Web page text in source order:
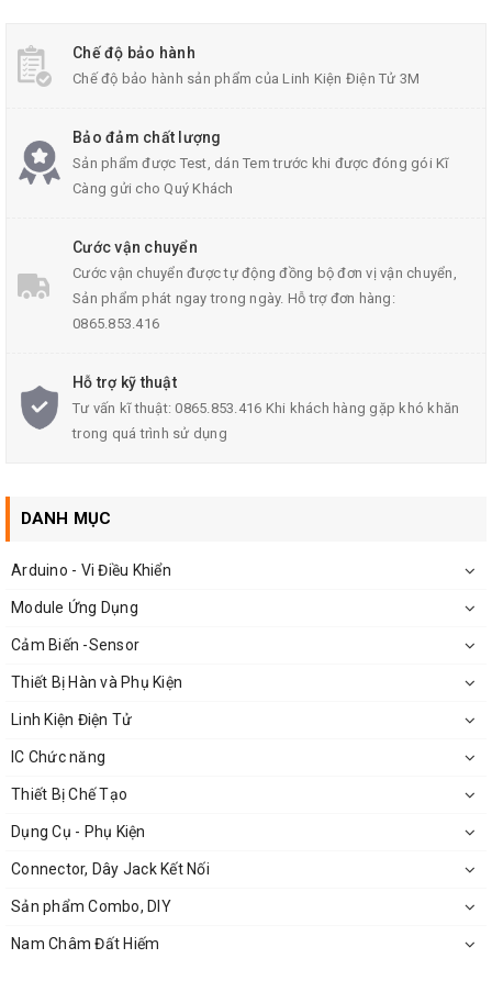
Chiều dài: 6cm
Đường kính của chụp mũi hàn: 6mm
Kích Thước
Chế độ bảo hành
Chế độ bảo hành sản phẩm của Linh Kiện Điện Tử 3M
Bảo đảm chất lượng
Sản phẩm được Test, dán Tem trước khi được đóng gói Kĩ
Càng gửi cho Quý Khách
Cước vận chuyển
Cước vận chuyển được tự động đồng bộ đơn vị vận chuyển,
Sản phẩm phát ngay trong ngày. Hỗ trợ đơn hàng:
0865.853.416
Hỗ trợ kỹ thuật
Tư vấn kĩ thuật: 0865.853.416 Khi khách hàng gặp khó khăn
trong quá trình sử dụng
DANH MỤC
Arduino - Vi Điều Khiển
Module Ứng Dụng
Cảm Biến -Sensor
Thiết Bị Hàn và Phụ Kiện
Linh Kiện Điện Tử
IC Chức năng
Thiết Bị Chế Tạo
Dụng Cụ - Phụ Kiện
Connector, Dây Jack Kết Nối
Sản phẩm Combo, DIY
Nam Châm Đất Hiếm